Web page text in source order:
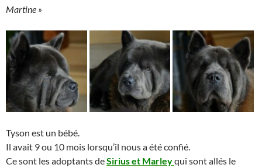
Martine »
Tyson est un bébé.
Il avait 9 ou 10 mois lorsqu’il nous a été confié.
Ce sont les adoptants deSirius et Marleyqui sont allés le